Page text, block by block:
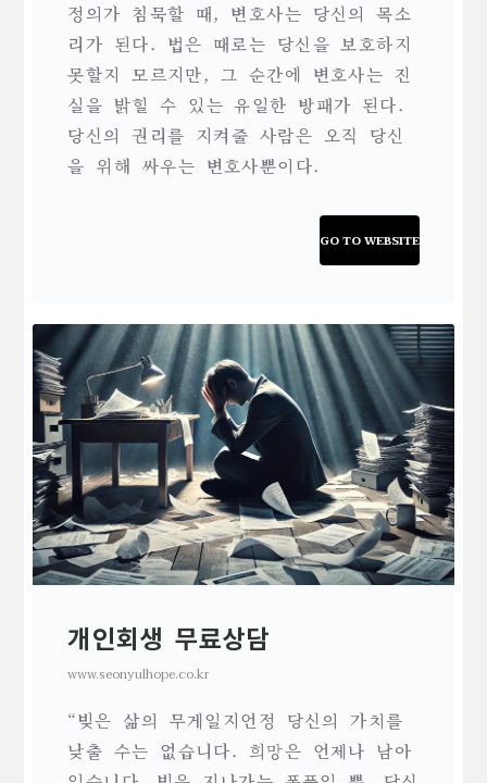
정의가 침묵할 때, 변호사는 당신의 목소
리가 된다. 법은 때로는 당신을 보호하지
못할지 모르지만, 그 순간에 변호사는 진
실을 밝힐 수 있는 유일한 방패가 된다.
당신의 권리를 지켜줄 사람은 오직 당신
을 위해 싸우는 변호사뿐이다.
GO TO WEBSITE
개인회생 무료상담
www.seonyulhope.co.kr
“빚은 삶의 무게일지언정 당신의 가치를
낮출 수는 없습니다. 희망은 언제나 남아